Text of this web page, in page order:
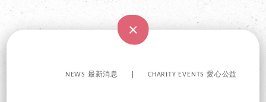
NEWS 最新消息 CHARITY EVENTS 愛心公益